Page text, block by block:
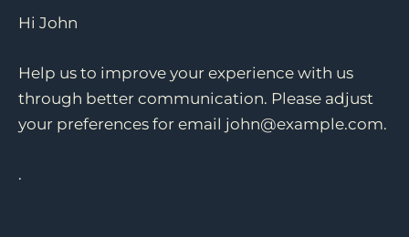
Hi John
Help us to improve your experience with us
through better communication. Please adjust
your preferences for email john@example.com.
.